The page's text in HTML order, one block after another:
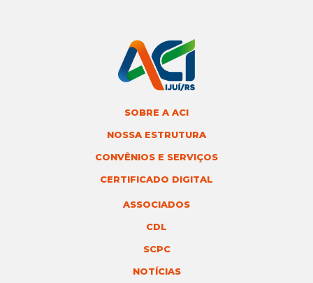
SOBRE A ACI
NOSSA ESTRUTURA
CONVÊNIOS E SERVIÇOS
CERTIFICADO DIGITAL
ASSOCIADOS
CDL
SCPC
NOTÍCIAS